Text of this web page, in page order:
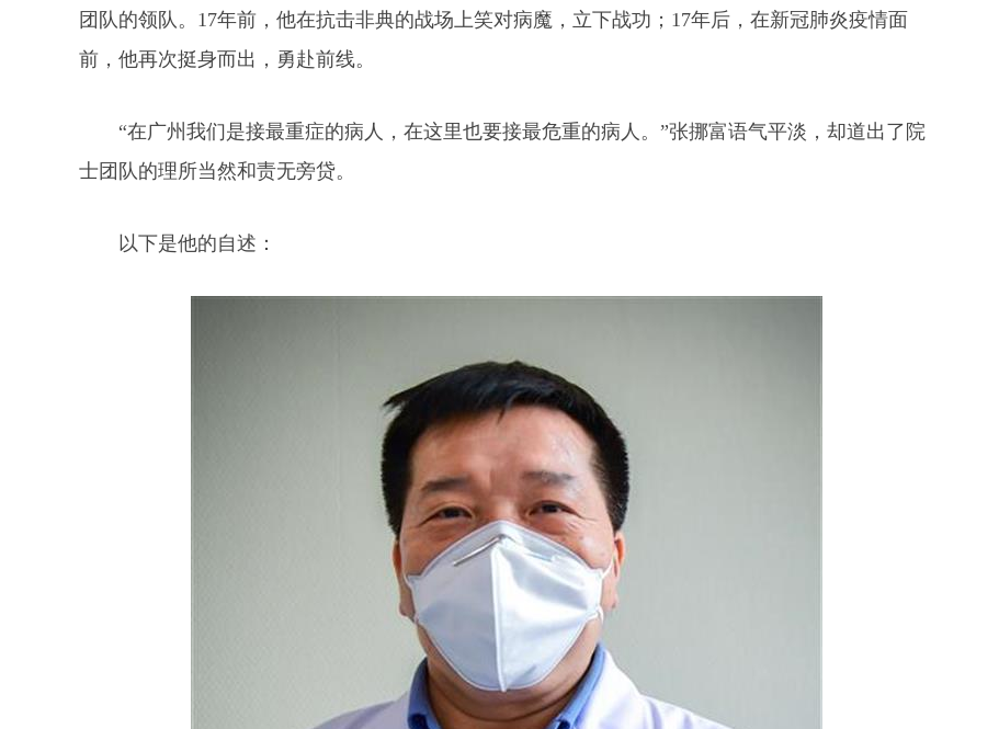
团队的领队。17年前，他在抗击非典的战场上笑对病魔，立下战功；17年后，在新冠肺炎疫情面
前，他再次挺身而出，勇赴前线。
“在广州我们是接最重症的病人，在这里也要接最危重的病人。”张挪富语气平淡，却道出了院
士团队的理所当然和责无旁贷。
以下是他的自述：